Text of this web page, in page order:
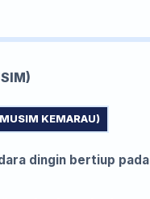
KEMARAU)
dingin bertiup pada